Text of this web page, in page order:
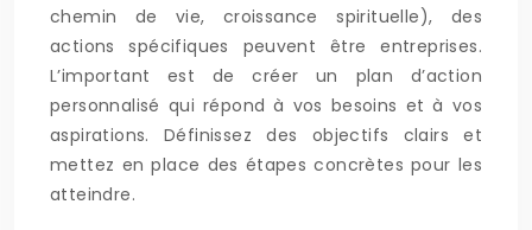
chemin de vie, croissance spirituelle), des
actions spécifiques peuvent être entreprises.
L’important est de créer un plan d’action
personnalisé qui répond à vos besoins et à vos
aspirations. Définissez des objectifs clairs et
mettez en place des étapes concrètes pour les
atteindre.